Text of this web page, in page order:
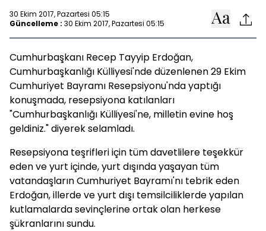
30 Ekim 2017, Pazartesi 05:15
Güncelleme : 30 Ekim 2017, Pazartesi 05:15
Cumhurbaşkanı Recep Tayyip Erdoğan,
Cumhurbaşkanlığı Külliyesi'nde düzenlenen 29 Ekim
Cumhuriyet Bayramı Resepsiyonu'nda yaptığı
konuşmada, resepsiyona katılanları
"Cumhurbaşkanlığı Külliyesi'ne, milletin evine hoş
geldiniz." diyerek selamladı.
Resepsiyona teşrifleri için tüm davetlilere teşekkür
eden ve yurt içinde, yurt dışında yaşayan tüm
vatandaşların Cumhuriyet Bayramı'nı tebrik eden
Erdoğan, illerde ve yurt dışı temsilciliklerde yapılan
kutlamalarda sevinçlerine ortak olan herkese
şükranlarını sundu.